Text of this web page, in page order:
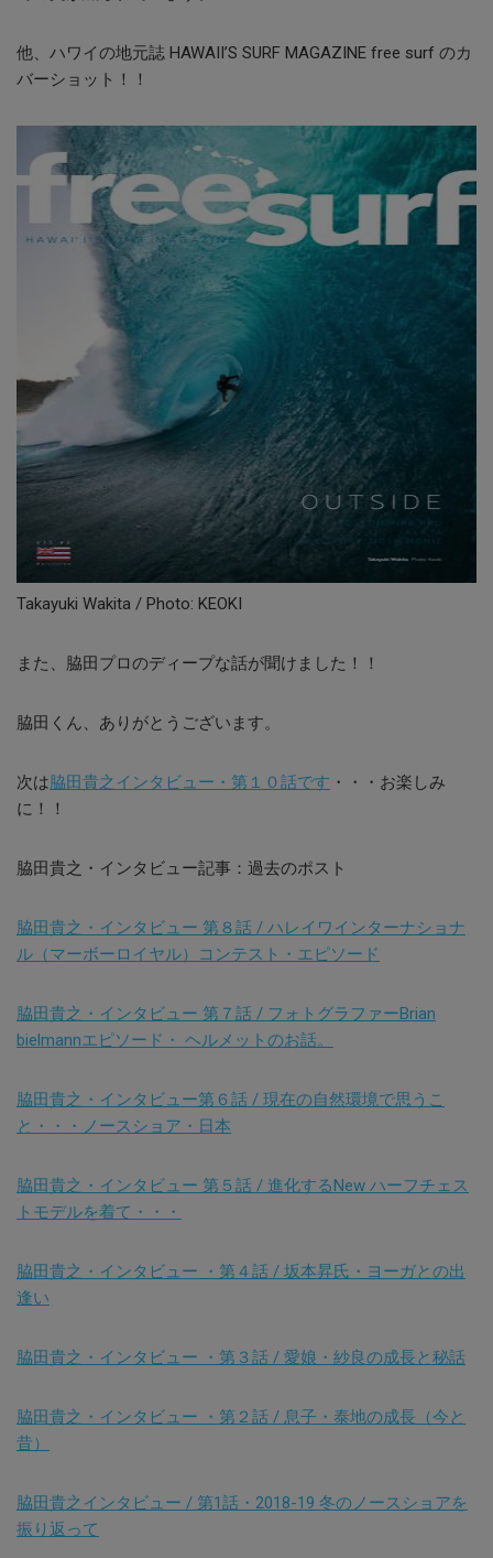
他、ハワイの地元誌 HAWAII’S SURF MAGAZINE free surf のカ
バーショット！！
Takayuki Wakita / Photo: KEOKI
また、脇田プロのディープな話が聞けました！！
脇田くん、ありがとうございます。
次は脇田貴之インタビュー・第１０話です ・・・お楽しみ
に！！
脇田貴之・インタビュー記事：過去のポスト
脇田貴之・インタビュー 第８話 / ハレイワインターナショナ
ル（マーボーロイヤル）コンテスト・エピソード
脇田貴之・インタビュー 第７話 / フォトグラファーBrian
bielmannエピソード・ ヘルメットのお話。
脇田貴之・インタビュー第６話 / 現在の自然環境で思うこ
と・・・ノースショア・日本
脇田貴之・インタビュー 第５話 / 進化するNew ハーフチェス
トモデルを着て・・・
脇田貴之・インタビュー ・第４話 / 坂本昇氏・ヨーガとの出
逢い
脇田貴之・インタビュー ・第３話 / 愛娘・紗良の成長と秘話
脇田貴之・インタビュー ・第２話 / 息子・泰地の成長（今と
昔）
脇田貴之インタビュー / 第1話・2018-19 冬のノースショアを
振り返って